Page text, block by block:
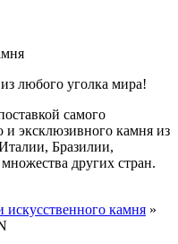
любого уголка мира!
самого
и эксклюзивного камня из
Бразилии,
других стран.
камня »